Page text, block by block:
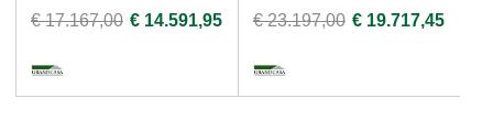
€ 17.167,00 € 14.591,95 € 23.197,00 € 19.717,45